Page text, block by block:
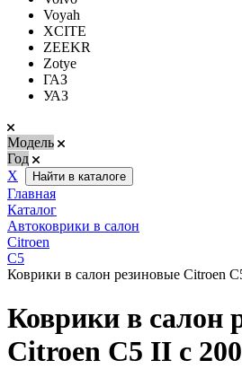
Voyah
XCITE
ZEEKR
Zotye
ГАЗ
УАЗ
Модель
Год
Х
Найти в каталоге
Главная
Каталог
Автоковрики в салон
Citroen
C5
Коврики в салон резиновые Citroen
Коврики в салон
Citroen C5 II c